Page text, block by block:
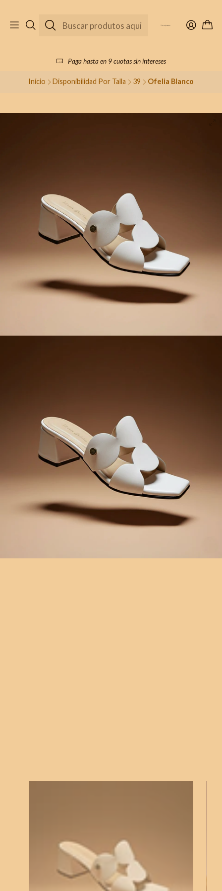
Paga hasta en 9 cuotas sin intereses
Início Disponibilidad Por Talla 39 Ofelia Blanco